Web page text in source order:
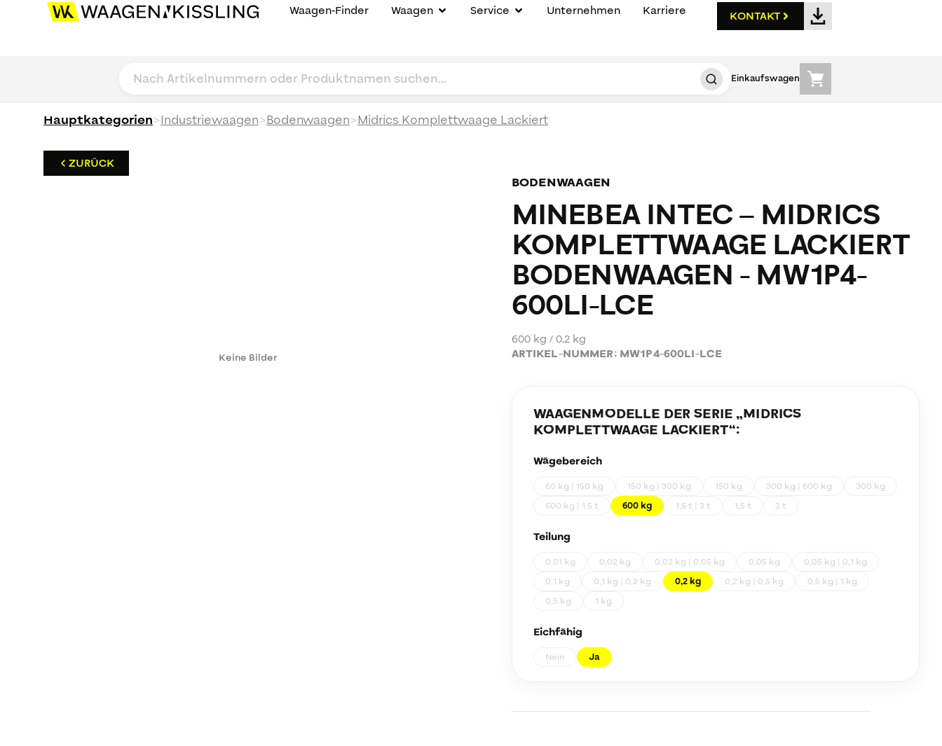
Waagen-Finder Waagen Service Unternehmen Karriere KONTAKT
Einkaufswagen
Hauptkategorien>Industriewaagen>Bodenwaagen>Midrics Komplettwaage Lackiert
ZURÜCK
Keine Bilder
BODENWAAGEN
MINEBEA INTEC – MIDRICS
KOMPLETTWAAGE LACKIERT
BODENWAAGEN - MW1P4-
600LI-LCE
600 kg / 0,2 kg
ARTIKEL-NUMMER: MW1P4-600LI-LCE
WAAGENMODELLE DER SERIE „MIDRICS
KOMPLETTWAAGE LACKIERT“:
Wägebereich
60 kg | 150 kg 150 kg | 300 kg 150 kg 300 kg | 600 kg
300 kg
600 kg | 1,5 t
600 kg 1,5 t | 3 t 1,5 t 3 t
Teilung
0,01 kg 0,02 kg 0,02 kg | 0,05 kg 0,05 kg
0,05 kg | 0,1 kg
0,1 kg
0,1 kg | 0,2 kg 0,2 kg 0,2 kg | 0,5 kg
0,5 kg | 1 kg
0,5 kg
1 kg
Eichfähig
Nein Ja